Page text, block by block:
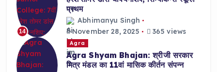
14
प्रथम
Abhimanyu Singh
November 28, 2025
365 views
Agra
Agra Shyam Bhajan: श्रीजी सरकार
मित्र मंडल का 11वां मासिक कीर्तन संपन्न